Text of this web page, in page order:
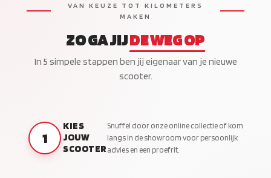
VAN KEUZE TOT KILOMETERS
MAKEN
ZO GA JIJDE WEG OP
In 5 simpele stappen ben jij eigenaar van je nieuwe
scooter.
1
KIES
JOUW
SCOOTER
Snuffel door onze online collectie of kom
langs in de showroom voor persoonlijk
advies en een proefrit.